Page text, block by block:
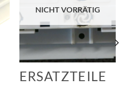
NICHT VORRÄTIG
ERSATZTEILE